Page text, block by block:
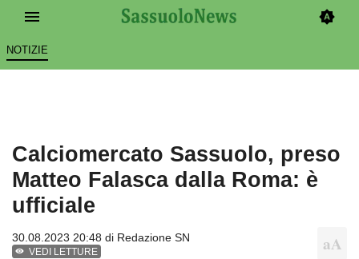
NOTIZIE
Calciomercato Sassuolo, preso
Matteo Falasca dalla Roma: è
ufficiale
30.08.2023 20:48 di Redazione SN
VEDI LETTURE